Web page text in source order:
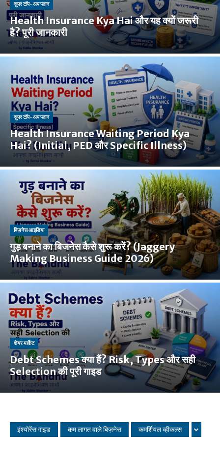
सुपर टॉप-अप प्लान
Health Insurance Kya Hai और यह क्यों जरूरी
है? पूरी जानकारी
सुपर टॉप-अप प्लान
Health Insurance Waiting Period Kya
Hai? (Initial, PED और Specific Illness)
बिज़नेस आइडिया
गुड़ बनाने का बिजनेस कैसे शुरू करें? (Jaggery
Making Business Guide 2026)
शेयर मार्केट
Debt Schemes क्या हैं? Risk, Types और सही
Selection की पूरी गाइड
इंश्योरेंस गाइड कम लागत वाले बिज़नेस कमर्शियल व्हीकल्स